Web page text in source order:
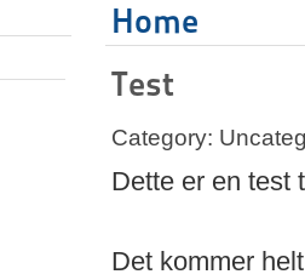
Home
Test
Category:
Dette er en test
Det kommer